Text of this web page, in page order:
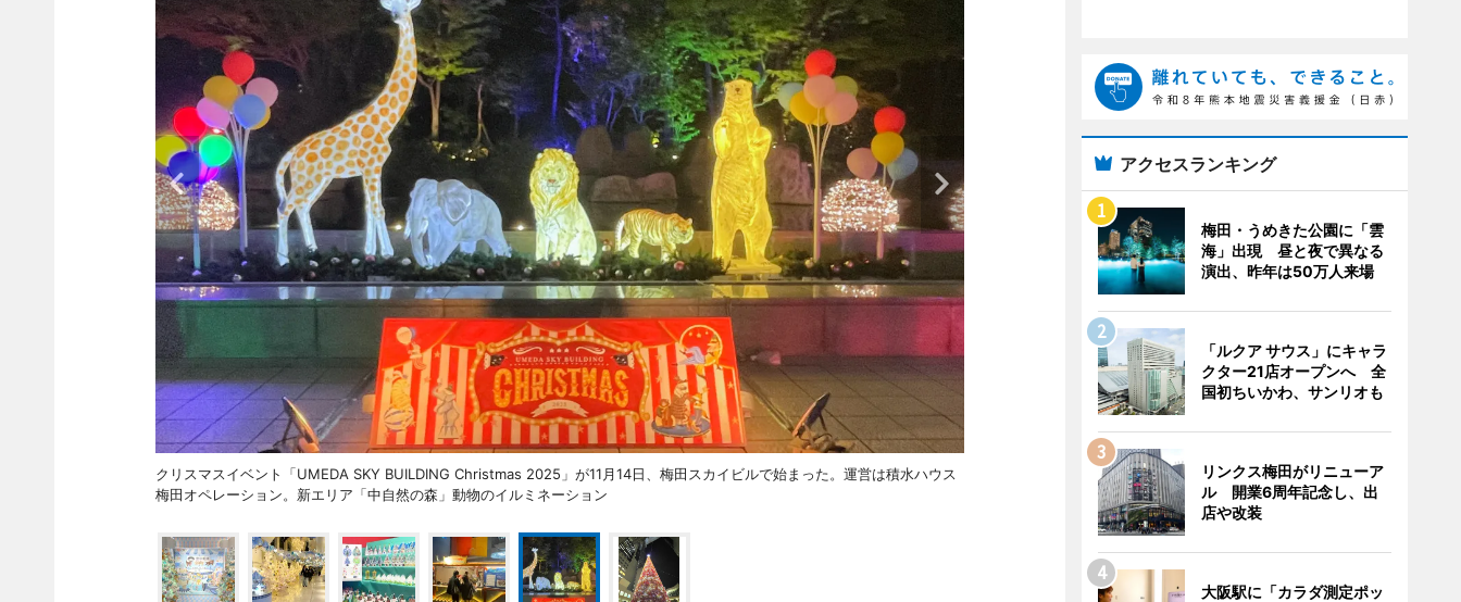
クリスマスイベント「UMEDA SKY BUILDING Christmas 2025」が11月14日、梅田スカイビルで始まった。運営は積水ハウス
梅田オペレーション。新エリア「中自然の森」動物のイルミネーション
アクセスランキング
梅田・うめきた公園に「雲
海」出現 昼と夜で異なる
演出、昨年は50万人来場
「ルクア サウス」にキャラ
クター21店オープンへ 全
国初ちいかわ、サンリオも
リンクス梅田がリニューア
ル 開業6周年記念し、出
店や改装
大阪駅に「カラダ測定ポッ